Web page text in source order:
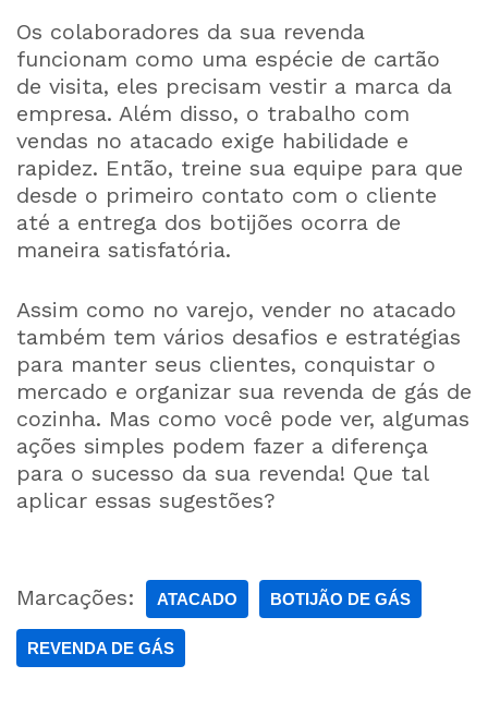
Os colaboradores da sua revenda
funcionam como uma espécie de cartão
de visita, eles precisam vestir a marca da
empresa. Além disso, o trabalho com
vendas no atacado exige habilidade e
rapidez. Então, treine sua equipe para que
desde o primeiro contato com o cliente
até a entrega dos botijões ocorra de
maneira satisfatória.
Assim como no varejo, vender no atacado
também tem vários desafios e estratégias
para manter seus clientes, conquistar o
mercado e organizar sua revenda de gás de
cozinha. Mas como você pode ver, algumas
ações simples podem fazer a diferença
para o sucesso da sua revenda! Que tal
aplicar essas sugestões?
Marcações: ATACADO BOTIJÃO DE GÁS
REVENDA DE GÁS